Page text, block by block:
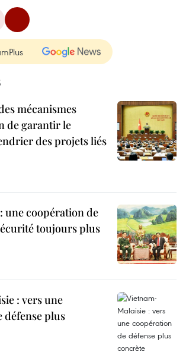
mécanismes
de garantir le
des projets liés
une coopération de
toujours plus
: vers une
défense plus